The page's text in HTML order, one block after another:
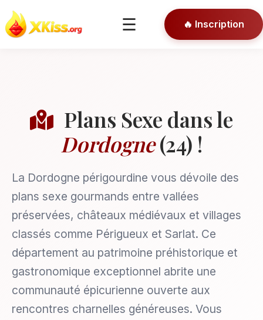
☰
🎯 Conseils
🔒 Connexion
🔥 Inscription
Plans Sexe dans le
Dordogne(24) !
La Dordogne périgourdine vous dévoile des
plans sexe gourmands entre vallées
préservées, châteaux médiévaux et villages
classés comme Périgueux et Sarlat. Ce
département au patrimoine préhistorique et
gastronomique exceptionnel abrite une
communauté épicurienne ouverte aux
rencontres charnelles généreuses. Vous